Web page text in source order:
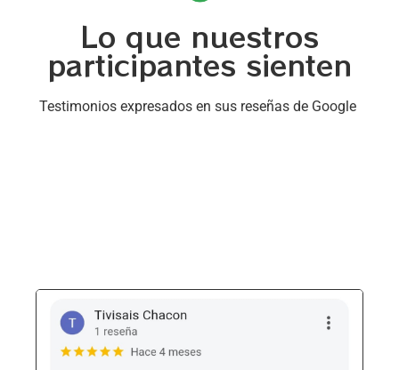
Lo que nuestros
participantes sienten
Testimonios expresados en sus reseñas de Google